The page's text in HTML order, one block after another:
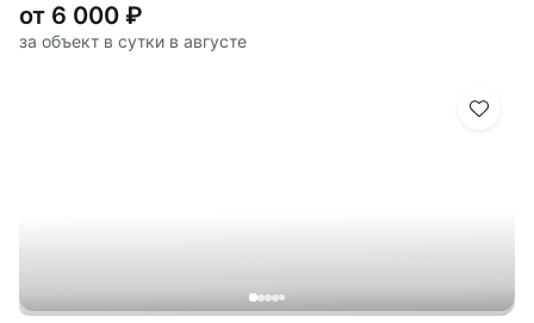
от 6 000 ₽
за объект в сутки в августе